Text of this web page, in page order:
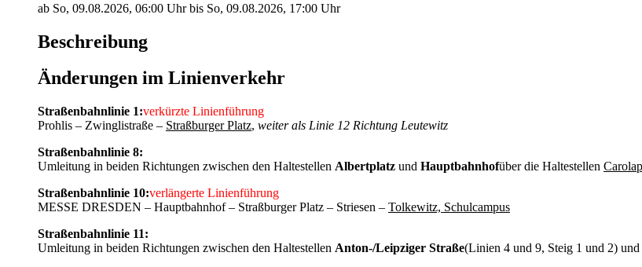
ab So, 09.08.2026, 06:00 Uhr bis So, 09.08.2026, 17:00 Uhr
Beschreibung
Änderungen im Linienverkehr
Straßenbahnlinie 1:verkürzte Linienführung
Prohlis – Zwinglistraße – Straßburger Platz, weiter als Linie 12 Richtung Leutewitz
Straßenbahnlinie 8:
Umleitung in beiden Richtungen zwischen den Haltestellen Albertplatz und Hauptbahnhofüber die Haltestellen
Straßenbahnlinie 10:verlängerte Linienführung
MESSE DRESDEN – Hauptbahnhof – Straßburger Platz – Striesen – Tolkewitz, Schulcampus
Straßenbahnlinie 11:
Umleitung in beiden Richtungen zwischen den Haltestellen Anton-/Leipziger Straße(Linien 4 und 9, Steig 1 und 2) und